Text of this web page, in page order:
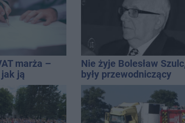
marża –
ją
jak rozliczyć
Nie żyje Bolesław
były przewodniczący
Rady Miejskiej i
wieloletni dyrektor SP
14